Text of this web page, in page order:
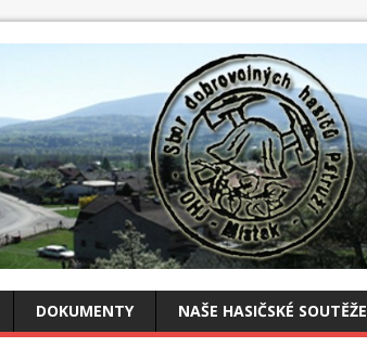
DOKUMENTY NAŠE HASIČSKÉ SOUTĚŽE